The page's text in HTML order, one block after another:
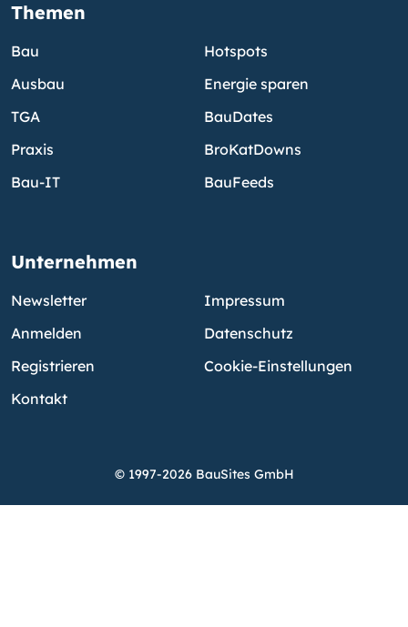
Themen
Bau
Ausbau
TGA
Praxis
Bau-IT
Hotspots
Energie sparen
BauDates
BroKatDowns
BauFeeds
Unternehmen
Newsletter
Anmelden
Registrieren
Kontakt
Impressum
Datenschutz
Cookie-Einstellungen
© 1997-2026 BauSites GmbH